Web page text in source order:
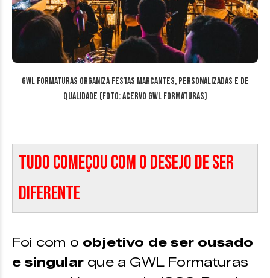
GWL Formaturas organiza festas marcantes, personalizadas e de
qualidade (Foto: acervo GWL Formaturas)
Tudo começou com o desejo de ser
diferente
Foi com o objetivo de ser ousado
e singular que a GWL Formaturas